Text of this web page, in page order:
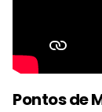
Pontos de